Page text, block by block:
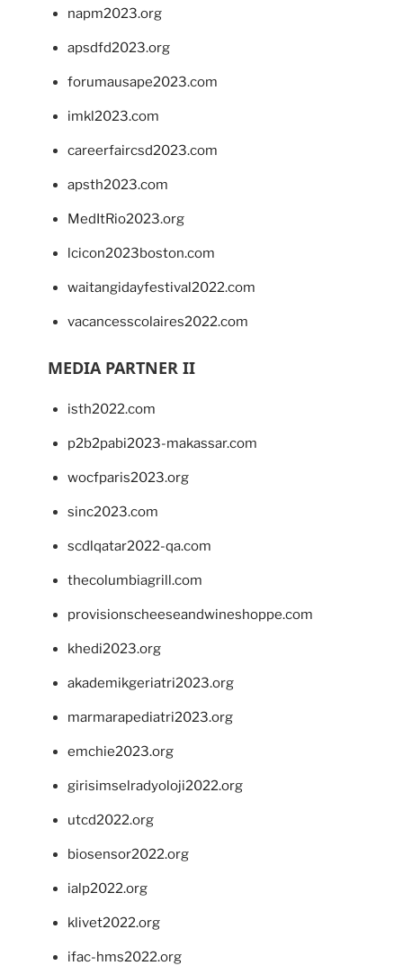
napm2023.org
apsdfd2023.org
forumausape2023.com
imkl2023.com
careerfaircsd2023.com
apsth2023.com
MedItRio2023.org
lcicon2023boston.com
waitangidayfestival2022.com
vacancesscolaires2022.com
MEDIA PARTNER II
isth2022.com
p2b2pabi2023-makassar.com
wocfparis2023.org
sinc2023.com
scdlqatar2022-qa.com
thecolumbiagrill.com
provisionscheeseandwineshoppe.com
khedi2023.org
akademikgeriatri2023.org
marmarapediatri2023.org
emchie2023.org
girisimselradyoloji2022.org
utcd2022.org
biosensor2022.org
ialp2022.org
klivet2022.org
ifac-hms2022.org